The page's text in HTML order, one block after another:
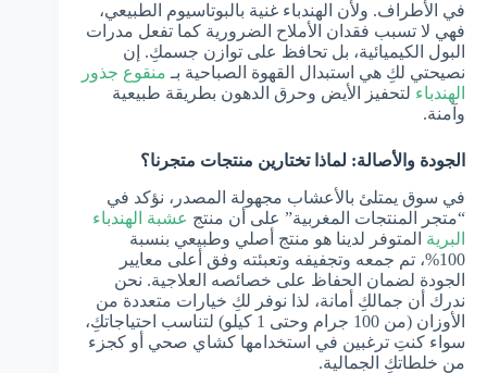
في الأطراف. ولأن الهندباء غنية بالبوتاسيوم الطبيعي،
فهي لا تسبب فقدان الأملاح الضرورية كما تفعل مدرات
البول الكيميائية، بل تحافظ على توازن جسمكِ. إن
نصيحتي لكِ هي استبدال القهوة الصباحية بـ منقوع جذور
الهندباء لتحفيز الأيض وحرق الدهون بطريقة طبيعية
وآمنة.
الجودة والأصالة: لماذا تختارين منتجات متجرنا؟
في سوق يمتلئ بالأعشاب مجهولة المصدر، نؤكد في
“متجر المنتجات المغربية” على أن منتج عشبة الهندباء
البرية المتوفر لدينا هو منتج أصلي وطبيعي بنسبة
100%، تم جمعه وتجفيفه وتعبئته وفق أعلى معايير
الجودة لضمان الحفاظ على خصائصه العلاجية. نحن
ندرك أن جمالكِ أمانة، لذا نوفر لكِ خيارات متعددة من
الأوزان (من 100 جرام وحتى 1 كيلو) لتناسب احتياجاتكِ،
سواء كنتِ ترغبين في استخدامها كشاي صحي أو كجزء
من خلطاتكِ الجمالية.